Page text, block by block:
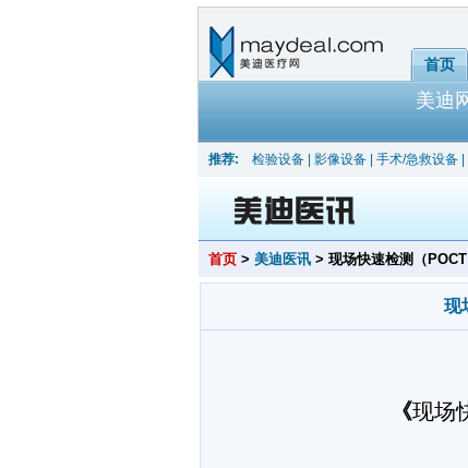
首页
美迪
推荐: 检验设备 影像设备 手术/急救设备
首页 > 美迪医讯 > 现场快速检测（
现
《现场